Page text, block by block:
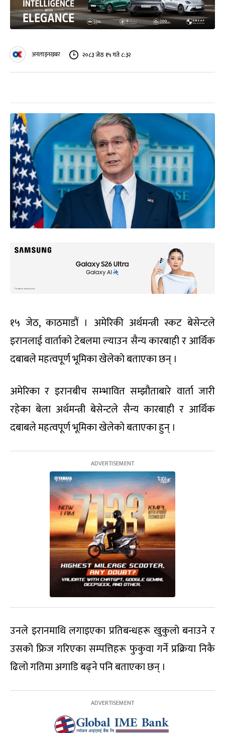
अनलाइनखबर २०८३ जेठ १५ गते ८:३२
१५ जेठ, काठमाडौं । अमेरिकी अर्थमन्त्री स्कट बेसेन्टले
इरानलाई वार्ताको टेबलमा ल्याउन सैन्य कारबाही र आर्थिक
दबाबले महत्वपूर्ण भूमिका खेलेको बताएका छन् ।
अमेरिका र इरानबीच सम्भावित सम्झौताबारे वार्ता जारी
रहेका बेला अर्थमन्त्री बेसेन्टले सैन्य कारबाही र आर्थिक
दबाबले महत्वपूर्ण भूमिका खेलेको बताएका हुन् ।
उनले इरानमाथि लगाइएका प्रतिबन्धहरू खुकुलो बनाउने र
उसको फ्रिज गरिएका सम्पत्तिहरू फुकुवा गर्ने प्रक्रिया निकै
ढिलो गतिमा अगाडि बढ्ने पनि बताएका छन् ।